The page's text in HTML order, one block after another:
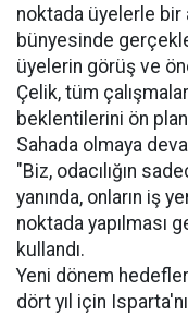
noktada üyelerle bir
bünyesinde
üyelerin görüş ve
Çelik, tüm
beklentilerini ön
Sahada olmaya
"Biz, odacılığın
yanında, onların iş
noktada yapılması
kullandı.
Yeni dönem
dört yıl için